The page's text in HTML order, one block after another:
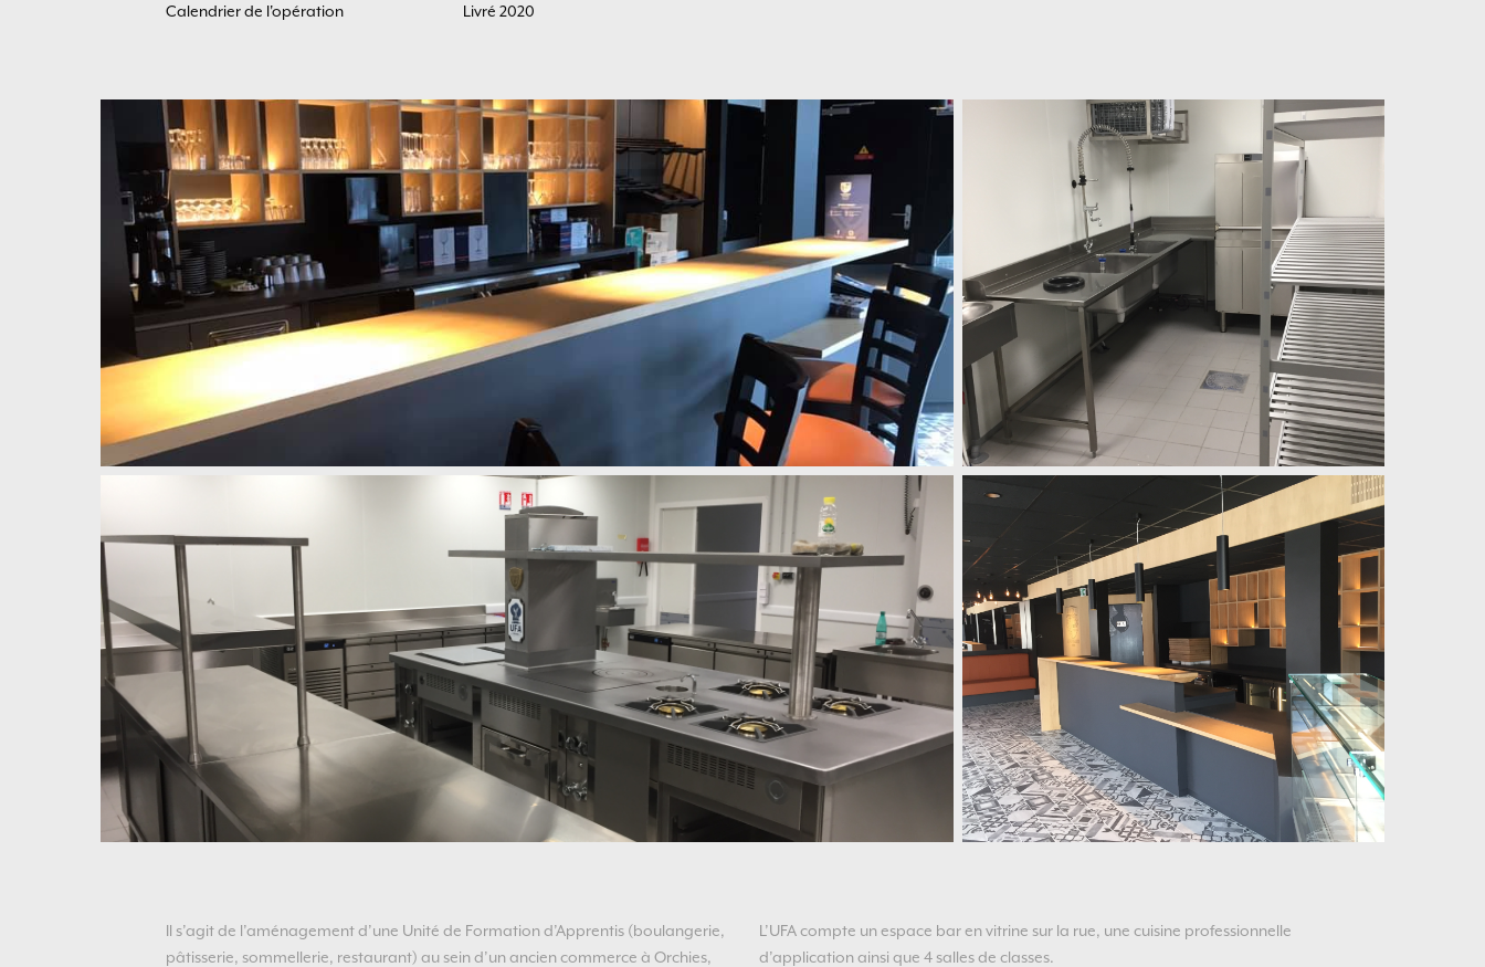
Calendrier de l'opération
Livré 2020
Il s’agit de l’aménagement d’une Unité de Formation d’Apprentis (boulangerie,
pâtisserie, sommellerie, restaurant) au sein d’un ancien commerce à Orchies,
L’UFA compte un espace bar en vitrine sur la rue, une cuisine professionnelle
d’application ainsi que 4 salles de classes.